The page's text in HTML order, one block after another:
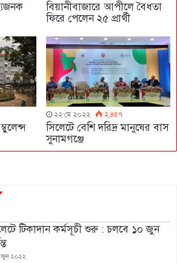
বিয়ানীবাজারে আপীলে বৈধতা
ফিরে পেলেন ২৫ প্রার্থী
২২ মে ২০২২ ২,৪৫৭
সিলেটে বেশি দরিদ্র মানুষের বাস
সুনামগঞ্জে
টিকাদান কর্মসূচী শুরু : চলবে ১০ জুন
২০২২